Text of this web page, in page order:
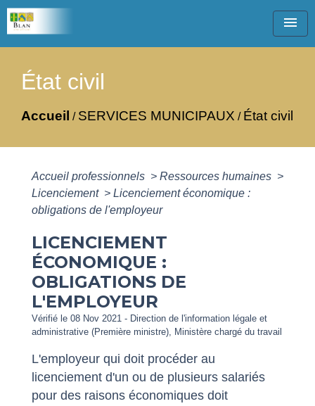
menu
État civil
Accueil / SERVICES MUNICIPAUX / État civil
Accueil professionnels > Ressources humaines >
Licenciement > Licenciement économique :
obligations de l'employeur
LICENCIEMENT
ÉCONOMIQUE :
OBLIGATIONS DE
L'EMPLOYEUR
Vérifié le 08 Nov 2021 - Direction de l'information légale et
administrative (Première ministre), Ministère chargé du travail
L'employeur qui doit procéder au
licenciement d'un ou de plusieurs salariés
pour des raisons économiques doit